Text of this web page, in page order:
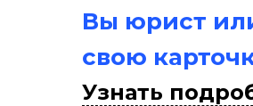
Вы юрист
свою
Узнать